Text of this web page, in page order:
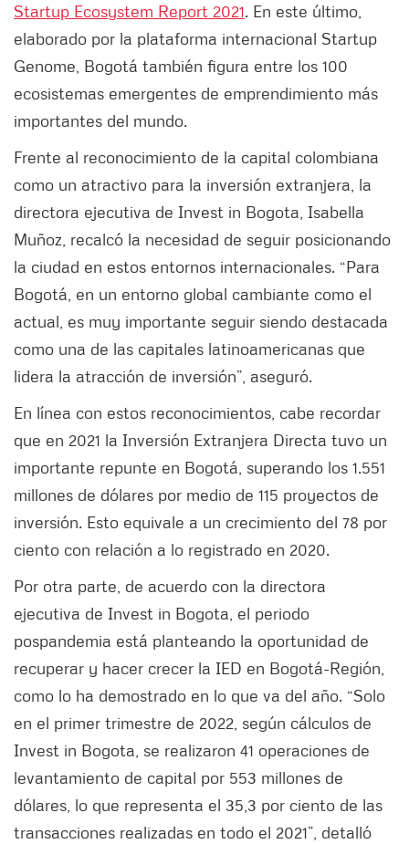
Startup Ecosystem Report 2021. En este último,
elaborado por la plataforma internacional Startup
Genome, Bogotá también figura entre los 100
ecosistemas emergentes de emprendimiento más
importantes del mundo.
Frente al reconocimiento de la capital colombiana
como un atractivo para la inversión extranjera, la
directora ejecutiva de Invest in Bogota, Isabella
Muñoz, recalcó la necesidad de seguir posicionando
la ciudad en estos entornos internacionales. “Para
Bogotá, en un entorno global cambiante como el
actual, es muy importante seguir siendo destacada
como una de las capitales latinoamericanas que
lidera la atracción de inversión”, aseguró.
En línea con estos reconocimientos, cabe recordar
que en 2021 la Inversión Extranjera Directa tuvo un
importante repunte en Bogotá, superando los 1.551
millones de dólares por medio de 115 proyectos de
inversión. Esto equivale a un crecimiento del 78 por
ciento con relación a lo registrado en 2020.
Por otra parte, de acuerdo con la directora
ejecutiva de Invest in Bogota, el periodo
pospandemia está planteando la oportunidad de
recuperar y hacer crecer la IED en Bogotá-Región,
como lo ha demostrado en lo que va del año. “Solo
en el primer trimestre de 2022, según cálculos de
Invest in Bogota, se realizaron 41 operaciones de
levantamiento de capital por 553 millones de
dólares, lo que representa el 35,3 por ciento de las
transacciones realizadas en todo el 2021”, detalló